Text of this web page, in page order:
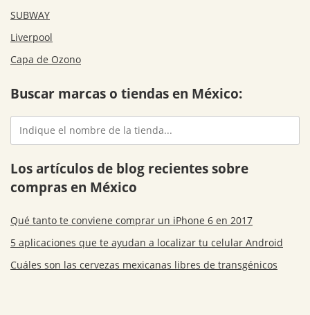
SUBWAY
Liverpool
Capa de Ozono
Buscar marcas o tiendas en México:
Los artículos de blog recientes sobre
compras en México
Qué tanto te conviene comprar un iPhone 6 en 2017
5 aplicaciones que te ayudan a localizar tu celular Android
Cuáles son las cervezas mexicanas libres de transgénicos